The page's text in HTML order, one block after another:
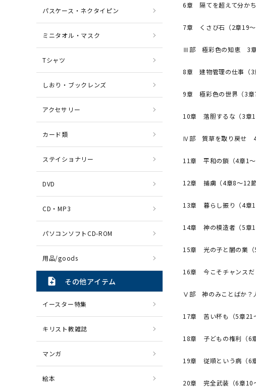
6章 隔てを超えて分かち
7章 くさび石（2章19～
Ⅲ部 極彩色の知恵 3
8章 建物管理の仕事（3
9章 極彩色の世界（3章
10章 落胆するな（3章
Ⅳ部 質草を取り戻せ 4
11章 平和の鎖（4章1～
12章 捕虜（4章8～12節
13章 暮らし振り（4章
14章 神の模造者（5章1
15章 光の子と闇の業（
16章 今こそチャンスだ
Ⅴ部 神のみことばか？
17章 苦い杯も（5章21
18章 子どもの権利（6
19章 従順という病（6
20章 完全武装（6章10
パスケース・ネクタイピン
ミニタオル・マスク
Tシャツ
しおり・ブックレンズ
アクセサリー
カード類
ステイショナリー
DVD
CD・MP3
パソコンソフトCD-ROM
用品/goods
note_add その他アイテム
イースター特集
キリスト教雑誌
マンガ
絵本